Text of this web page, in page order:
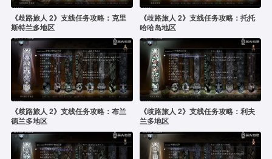
《歧路旅人 2》支线任务攻略：克里
斯特兰多地区
《歧路旅人 2》支线任务攻略：托托
哈哈岛地区
《歧路旅人 2》支线任务攻略：布兰
德兰多地区
《歧路旅人 2》支线任务攻略：利夫
兰多地区